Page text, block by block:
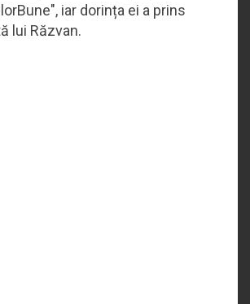
iar dorința ei a prins
lui Răzvan.